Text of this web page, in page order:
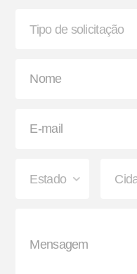
Sinaleira Traseira